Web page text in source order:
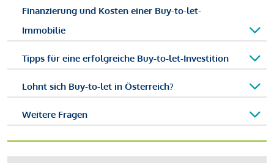
Finanzierung und Kosten einer Buy-to-let-
Immobilie
Tipps für eine erfolgreiche Buy-to-let-Investition
Lohnt sich Buy-to-let in Österreich?
Weitere Fragen